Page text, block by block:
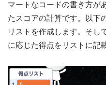
マートなコードの書き方が
たスコアの計算です。以下
リストを作成します。そし
に応じた得点をリストに記